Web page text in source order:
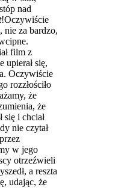
nad
!Oczywiście
nie za bardzo,
film z
upierał się,
Oczywiście
rozzłościło
że
że
się i chciał
nie czytał
w jego
otrzeźwieli
a reszta
udając, że